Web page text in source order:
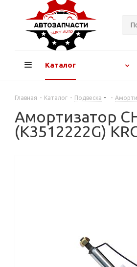
Каталог
Главная - Каталог - Подвеска -
Амортизатор
(K3512222G)